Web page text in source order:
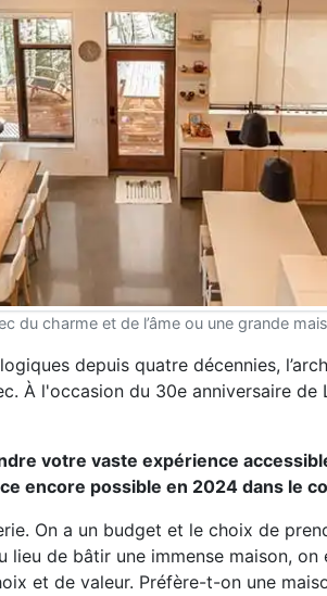
du charme et de l’âme ou une grande
depuis quatre décennies,
À l'occasion du 30e anniversaire de
votre vaste expérience
encore possible en 2024 dans le
On a un budget et le choix de
lieu de bâtir une immense maison,
et de valeur. Préfère-t-on une